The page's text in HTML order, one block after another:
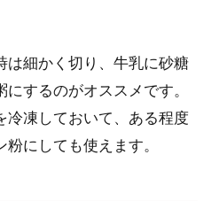
は細かく切り、牛乳に砂糖
するのがオススメです。
冷凍しておいて、ある程度
にしても使えます。